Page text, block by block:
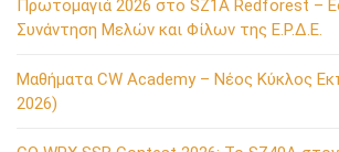
Πρωτομαγιά 2026 στο SZ1A Redforest –
Συνάντηση Μελών και Φίλων της Ε.Ρ.Δ.Ε.
Μαθήματα CW Academy – Νέος Κύκλος
2026)